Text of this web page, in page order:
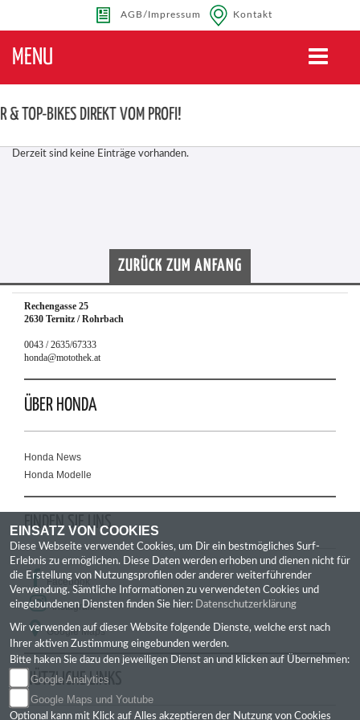
Kontakt
AGB/Impressum
MENU
Toggle
& TOP-BIKES DIREKT VOM PROFI!
Derzeit sind keine Einträge vorhanden.
ZURÜCK ZUM ANFANG
Rechengasse 25
2630 Ternitz / Rohrbach
0043 / 2635/67333
honda@motothek.at
ÜBER HONDA
Honda News
Honda Modelle
FINDEN SIE UNS
Facebook
Instagram
Google Maps
NÜTZLICHE LINKS
EINSATZ VON COOKIES
Diese Webseite verwendet Cookies, um Dir ein bestmögliches Surf-
Erlebnis zu ermöglichen. Diese Daten werden erhoben und dienen nicht für
die Erstellung von Nutzungsprofilen oder anderer weiterführender
Verwendung. Sämtliche Informationen zu verwendeten Cookies und
eingebundenen Diensten finden Sie hier: Datenschutzerklärung
Wir verwenden auf dieser Website folgende Dienste, welche erst nach
Ihrer aktiven Zustimmung eingebunden werden.
Bitte haken Sie dazu den jeweiligen Dienst an und klicken auf Übernehmen:
Google Analytics
Google Maps und Youtube
Optional kann mit Klick auf Alles akzeptieren der Nutzung von Cookies